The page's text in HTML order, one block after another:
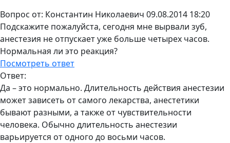
Вопрос от: Константин Николаевич 09.08.2014 18:20
Подскажите пожалуйста, сегодня мне вырвали зуб,
анестезия не отпускает уже больше четырех часов.
Нормальная ли это реакция?
Посмотреть ответ
Ответ:
Да – это нормально. Длительность действия анестезии
может зависеть от самого лекарства, анестетики
бывают разными, а также от чувствительности
человека. Обычно длительность анестезии
варьируется от одного до восьми часов.